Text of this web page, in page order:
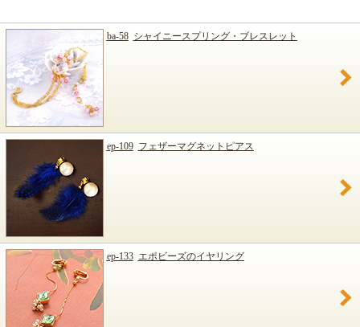
ba-58 シャイニースプリング・ブレスレット
ep-109 フェザーマグネットピアス
ep-133 エポビーズのイヤリング